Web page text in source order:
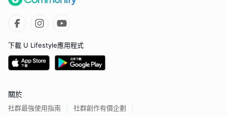
下載 U Lifestyle應用程式
關於
社群最強使用指南 社群創作有價企劃